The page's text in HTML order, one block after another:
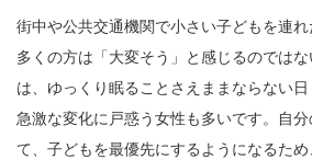
街中や公共交通機関で小さい子どもを連れ
多くの方は「大変そう」と感じるのでは
は、ゆっくり眠ることさえままならない
急激な変化に戸惑う女性も多いです。自
て、子どもを最優先にするようになるた